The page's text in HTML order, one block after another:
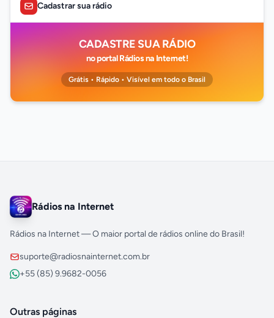
Cadastrar sua rádio
CADASTRE SUA RÁDIO
no portal Rádios na Internet!
Grátis • Rápido • Visível em todo o Brasil
Rádios na Internet
Rádios na Internet — O maior portal de rádios online do Brasil!
suporte@radiosnainternet.com.br
+55 (85) 9.9682-0056
Outras páginas